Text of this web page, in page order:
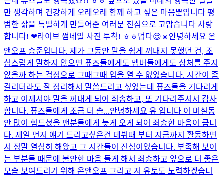
만 생각하며 건강하게 오래오래 함께 하고 싶은 마음뿐입니다 평
범한 삶을 특별하게 만들어준 여러분 진심으로 고맙습니다 사랑
합니다! ❤라이브 썸네일 사진 투척! ㅎㅎ덥다😌☀️안녕하세요 온
앤오프 승준입니다. 제가 그동안 말을 쉽게 꺼내지 못했던 건, 조
심스럽게 말하지 않으면 퓨즈들에게도 멤버들에게도 상처를 주지
않을까 하는 걱정으로 그때그때 입을 열 수 없었습니다. 시간이 좀
걸리더라도 잘 정리해서 말씀드리고 싶었는데 퓨즈들을 기다리게
하고 이제서야 말을 꺼내게 되어 죄송하고, 또 기다려주셔서 감사
합니다. 퓨즈들에게 조금 더 솔...안녕하세요 유 입니다 이 며칠동
안 많이 힘드셨을 팬분들에게 늦게 오게 되어 죄송한 마음이 큽니
다. 제일 먼저 얘기 드리고싶은건 데뷔때 부터 지금까지 활동하면
서 정말 열심히 해왔고 그 시간들이 진심이었습니다. 부족해 보이
는 부분들 때문에 불안한 마음 들게 해서 죄송하고 앞으로 더 좋은
모습 보여드리기 위해 온앤오프 그리고 저 유토도 노력하겠습니